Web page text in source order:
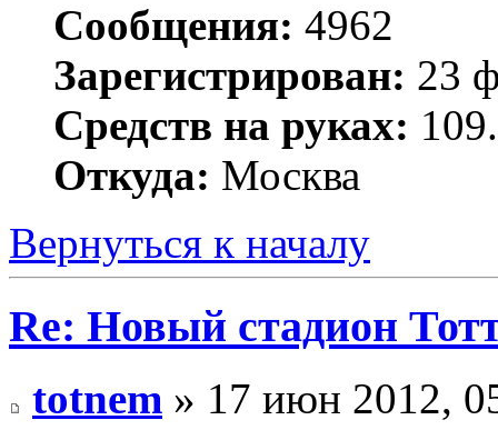
Сообщения: 4962
Зарегистрирован: 23
Средств на руках:
Откуда: Москва
Вернуться к началу
Re: Новый стадион
totnem » 17 июн 2012,